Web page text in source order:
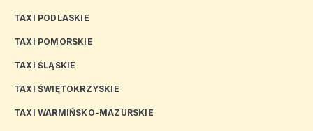
TAXI PODLASKIE
TAXI POMORSKIE
TAXI ŚLĄSKIE
TAXI ŚWIĘTOKRZYSKIE
TAXI WARMIŃSKO-MAZURSKIE